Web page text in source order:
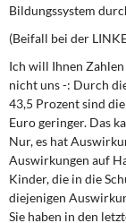
Bildungssystem
(Beifall bei der
Ich will Ihnen
nicht uns -: Durch
43,5 Prozent sind
Euro geringer. Das
Nur, es hat
Auswirkungen auf
Kinder, die in die
diejenigen
Sie haben in den